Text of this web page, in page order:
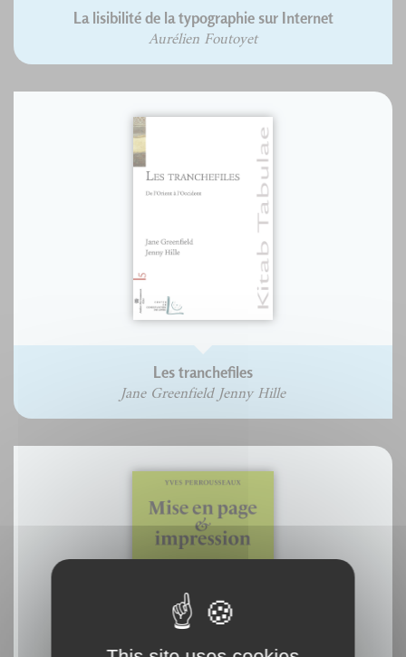
La lisibilité de la typographie sur Internet
Aurélien Foutoyet
Les tranchefiles
Jane Greenfield Jenny Hille